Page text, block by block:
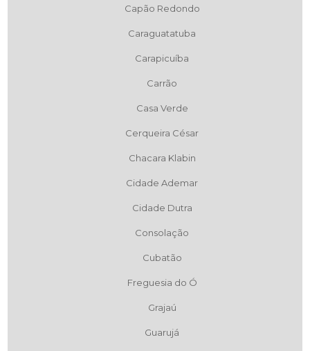
Capão Redondo
Caraguatatuba
Carapicuíba
Carrão
Casa Verde
Cerqueira César
Chacara Klabin
Cidade Ademar
Cidade Dutra
Consolação
Cubatão
Freguesia do Ó
Grajaú
Guarujá